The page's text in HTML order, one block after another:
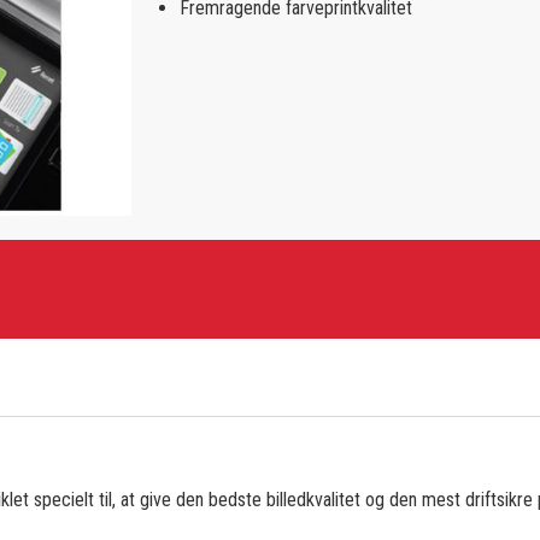
Fremragende farveprintkvalitet
specielt til, at give den bedste billedkvalitet og den mest driftsikre